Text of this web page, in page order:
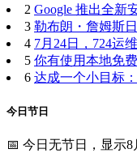
2 Google 推出全新
3 勒布朗・詹姆斯日
4 7月24日，724运
5 你有使用本地免
6 达成一个小目标
今日节日
📅 今日无节日，显示8